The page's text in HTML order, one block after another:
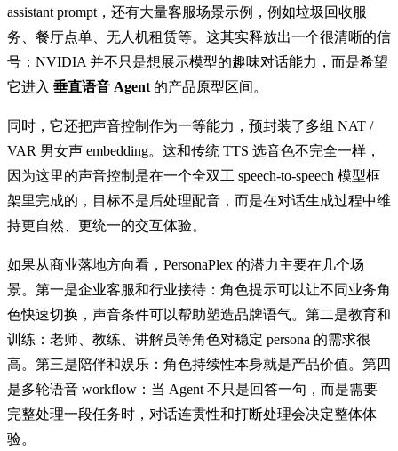
assistant prompt，还有大量客服场景示例，例如垃圾回收服
务、餐厅点单、无人机租赁等。这其实释放出一个很清晰的信
号：NVIDIA 并不只是想展示模型的趣味对话能力，而是希望
它进入 垂直语音 Agent 的产品原型区间。
同时，它还把声音控制作为一等能力，预封装了多组 NAT /
VAR 男女声 embedding。这和传统 TTS 选音色不完全一样，
因为这里的声音控制是在一个全双工 speech-to-speech 模型框
架里完成的，目标不是后处理配音，而是在对话生成过程中维
持更自然、更统一的交互体验。
如果从商业落地方向看，PersonaPlex 的潜力主要在几个场
景。第一是企业客服和行业接待：角色提示可以让不同业务角
色快速切换，声音条件可以帮助塑造品牌语气。第二是教育和
训练：老师、教练、讲解员等角色对稳定 persona 的需求很
高。第三是陪伴和娱乐：角色持续性本身就是产品价值。第四
是多轮语音 workflow：当 Agent 不只是回答一句，而是需要
完整处理一段任务时，对话连贯性和打断处理会决定整体体
验。